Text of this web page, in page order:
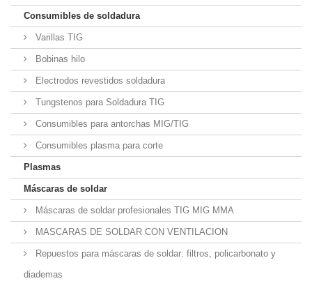
Consumibles de soldadura
Varillas TIG
Bobinas hilo
Electrodos revestidos soldadura
Tungstenos para Soldadura TIG
Consumibles para antorchas MIG/TIG
Consumibles plasma para corte
Plasmas
Máscaras de soldar
Máscaras de soldar profesionales TIG MIG MMA
MASCARAS DE SOLDAR CON VENTILACION
Repuestos para máscaras de soldar: filtros, policarbonato y
diademas